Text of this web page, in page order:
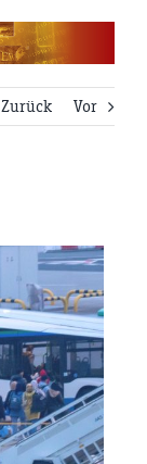
Zurück
Vor